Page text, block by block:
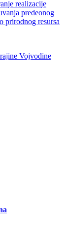
realizacije
predeonog
prirodnog resursa
Vojvodine